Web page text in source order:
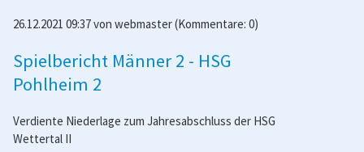
26.12.2021 09:37von webmaster(Kommentare: 0)
Spielbericht Männer 2 - HSG
Pohlheim 2
Verdiente Niederlage zum Jahresabschluss der HSG
Wettertal II